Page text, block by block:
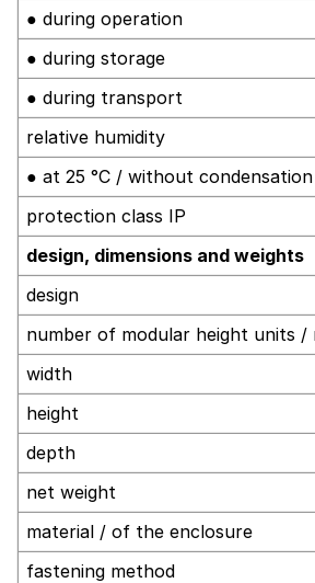
● during operation
● during storage
● during transport
relative humidity
● at 25 °C / without
protection class IP
design, dimensions and weights
design
number of modular height units
width
height
depth
net weight
material / of the enclosure
fastening method